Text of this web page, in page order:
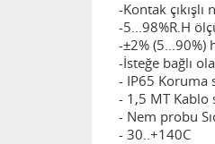
-Kontak
-5...98%R.H
-±2% (5...90%)
-İsteğe bağlı
- IP65 Koruma
- 1,5 MT Kablo
- Nem probu
- 30..+140C